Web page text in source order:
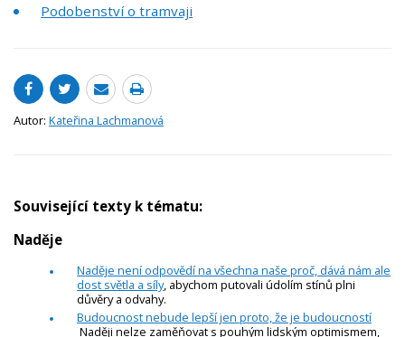
Podobenství o tramvaji
Autor: Kateřina Lachmanová
Související texty k tématu:
Naděje
Naděje není odpovědí na všechna naše proč, dává nám ale
dost světla a síly, abychom putovali údolím stínů plni
důvěry a odvahy.
Budoucnost nebude lepší jen proto, že je budoucností
Naději nelze zaměňovat s pouhým lidským optimismem,